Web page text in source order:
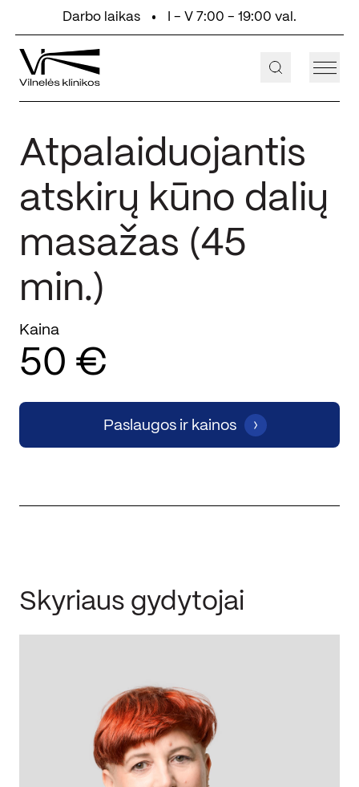
Eiti prie turinioDarbo laikas I - V 7:00 - 19:00 val.
+370 647 55 000
Atpalaiduojantis
atskirų kūno dalių
masažas (45
min.)
Kaina
50 €
Paslaugos ir kainos
Skyriaus gydytojai